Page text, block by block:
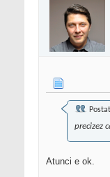
precizez
Atunci e ok.